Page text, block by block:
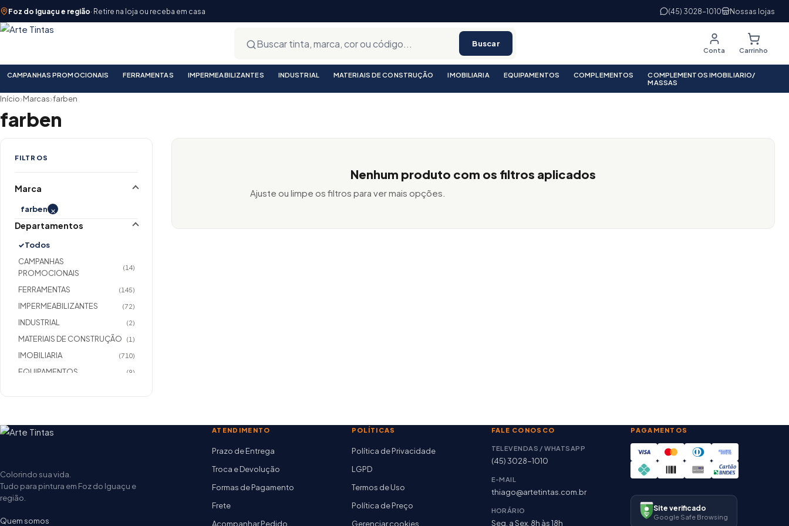
Foz do Iguaçu e região· Retire na loja ou receba em casa (45) 3028-1010 Nossas lojas
Buscar
Conta Carrinho
CAMPANHAS PROMOCIONAIS FERRAMENTAS IMPERMEABILIZANTES INDUSTRIAL MATERIAIS DE CONSTRUÇÃO IMOBILIARIA EQUIPAMENTOS COMPLEMENTOS
COMPLEMENTOS IMOBILIARIO/
MASSAS
Início›Marcas›farben
farben
FILTROS
Marca
farben ×
Departamentos
Todos
CAMPANHAS
PROMOCIONAIS
(14)
FERRAMENTAS (145)
IMPERMEABILIZANTES (72)
INDUSTRIAL (2)
MATERIAIS DE CONSTRUÇÃO (1)
IMOBILIARIA (710)
EQUIPAMENTOS (9)
COMPLEMENTOS
MATERIAIS ELETRICOS
COMPLEMENTO
Nenhum produto com os filtros aplicados
Ajuste ou limpe os filtros para ver mais opções.
Colorindo sua vida.
Tudo para pintura em Foz do Iguaçu e
região.
Quem somos
ATENDIMENTO
Prazo de Entrega
Troca e Devolução
Formas de Pagamento
Frete
Acompanhar Pedido
POLÍTICAS
Política de Privacidade
LGPD
Termos de Uso
Política de Preço
Gerenciar cookies
FALE CONOSCO
TELEVENDAS / WHATSAPP
(45) 3028-1010
E-MAIL
thiago@artetintas.com.br
HORÁRIO
Seg. a Sex. 8h às 18h
PAGAMENTOS
Site verificado
Google Safe Browsing